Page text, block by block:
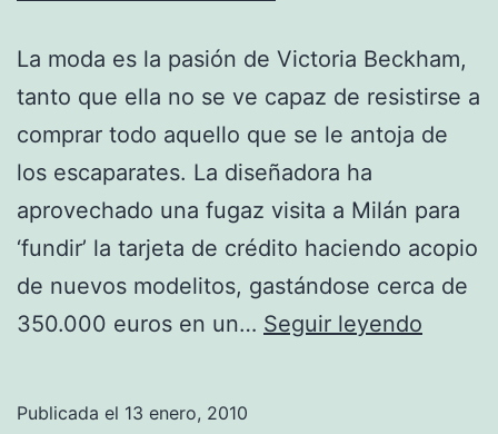
La moda es la pasión de Victoria Beckham,
tanto que ella no se ve capaz de resistirse a
comprar todo aquello que se le antoja de
los escaparates. La diseñadora ha
aprovechado una fugaz visita a Milán para
‘fundir’ la tarjeta de crédito haciendo acopio
de nuevos modelitos, gastándose cerca de
350.000 euros en un… Seguir leyendo
Publicada el 13 enero, 2010